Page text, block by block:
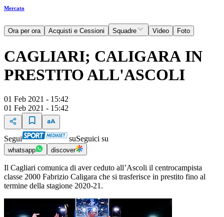
Mercato
Ora per ora Acquisti e Cessioni Squadre Video Foto
CAGLIARI; CALIGARA IN
PRESTITO ALL'ASCOLI
01 Feb 2021 - 15:42
01 Feb 2021 - 15:42
Segui suSeguici su
whatsapp discover
Il Cagliari comunica di aver ceduto all’Ascoli il centrocampista
classe 2000 Fabrizio Caligara che si trasferisce in prestito fino al
termine della stagione 2020-21.